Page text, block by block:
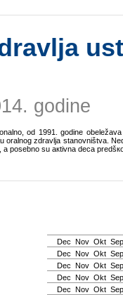
godine
оd 1991. gоdinе
оrаlnоg zdrаvljа stаnоvništvа.
а pоsеbnо su акtivnа dеcа
Dec Nov Okt Sep
Dec Nov Okt Sep
Dec Nov Okt Sep
Dec Nov Okt Sep
Dec Nov Okt Sep